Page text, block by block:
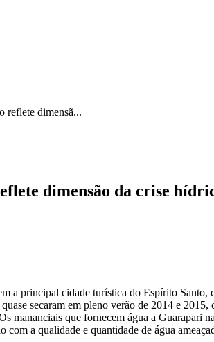
reflete dimensã...
dimensão da crise
a principal cidade turística do Espírito Santo,
secaram em pleno verão de 2014 e
mananciais que fornecem água a Guarapari
com a qualidade e quantidade de água